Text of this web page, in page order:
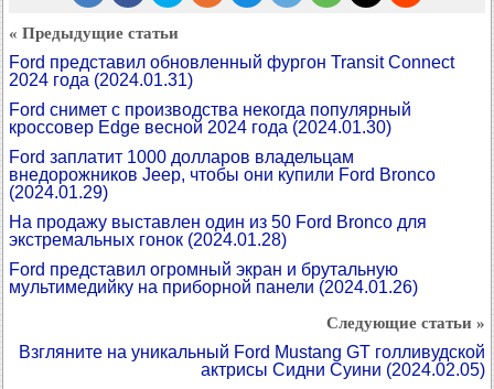
« Предыдущие статьи
Ford представил обновленный фургон Transit Connect
2024 года (2024.01.31)
Ford снимет с производства некогда популярный
кроссовер Edge весной 2024 года (2024.01.30)
Ford заплатит 1000 долларов владельцам
внедорожников Jeep, чтобы они купили Ford Bronco
(2024.01.29)
На продажу выставлен один из 50 Ford Bronco для
экстремальных гонок (2024.01.28)
Ford представил огромный экран и брутальную
мультимедийку на приборной панели (2024.01.26)
Следующие статьи »
Взгляните на уникальный Ford Mustang GT голливудской
актрисы Сидни Суини (2024.02.05)